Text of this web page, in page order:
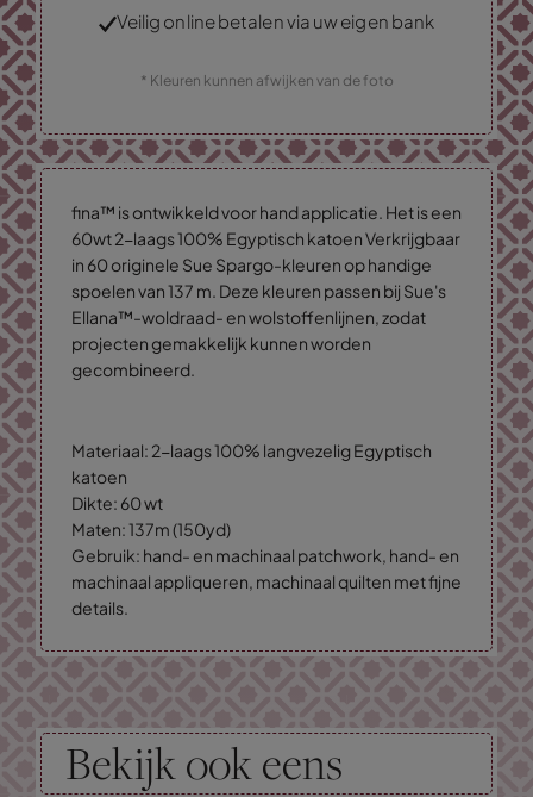
Veilig online betalen via uw eigen bank
* Kleuren kunnen afwijken van de foto
fina™ is ontwikkeld voor hand applicatie. Het is een
60wt 2-laags 100% Egyptisch katoen Verkrijgbaar
in 60 originele Sue Spargo-kleuren op handige
spoelen van 137 m. Deze kleuren passen bij Sue's
Ellana™-woldraad- en wolstoffenlijnen, zodat
projecten gemakkelijk kunnen worden
gecombineerd.
Materiaal: 2-laags 100% langvezelig Egyptisch
katoen
Dikte: 60 wt
Maten: 137m (150yd)
Gebruik: hand- en machinaal patchwork, hand- en
machinaal appliqueren, machinaal quilten met fijne
details.
Bekijk ook eens